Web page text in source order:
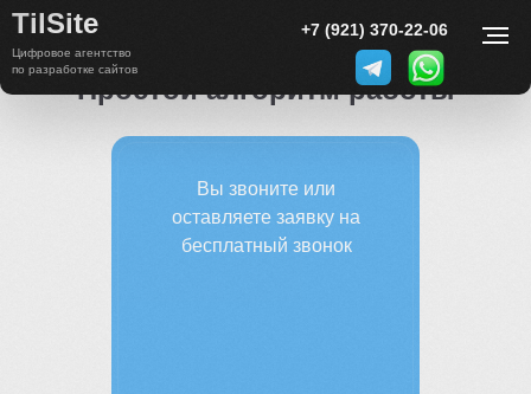
TilSite
Цифровое агентство
по разработке сайтов
+7 (921) 370-22-06
Простой алгоритм работы
Вы звоните или
оставляете заявку на
бесплатный звонок